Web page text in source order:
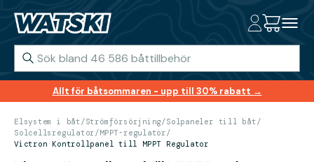
Allt för båtsommaren - upp till 30% rabatt →
Elsystem i båt /Strömförsörjning/Solpaneler till båt /
Solcellsregulator/MPPT-regulator/
Victron Kontrollpanel till MPPT Regulator